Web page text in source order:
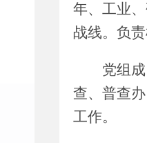
年、工业
战线。负责
党组
查、普查办
工作。